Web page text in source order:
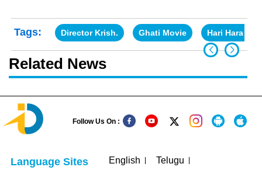
Tags: Director Krish. Ghati Movie Hari Hara
Related News
Follow Us On :
Language Sites English Telugu